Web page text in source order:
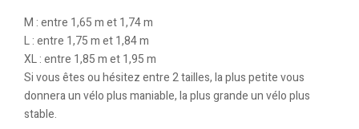
M : entre 1,65 m et 1,74 m
L : entre 1,75 m et 1,84 m
XL : entre 1,85 m et 1,95 m
Si vous êtes ou hésitez entre 2 tailles, la plus petite vous
donnera un vélo plus maniable, la plus grande un vélo plus
stable.